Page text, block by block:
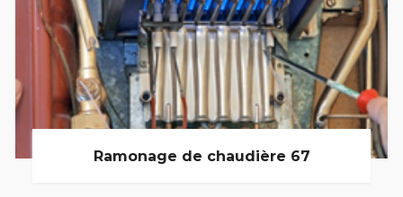
Ramonage de chaudière 67